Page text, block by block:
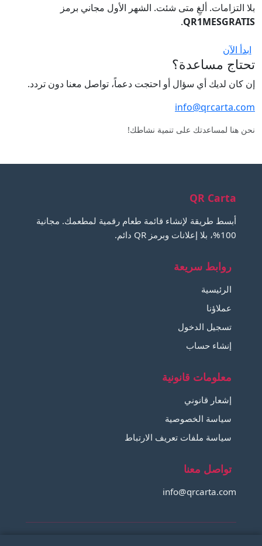
بلا التزامات. ألغِ متى شئت. الشهر الأول مجاني برمز
QR1MESGRATIS
.
ابدأ الآن
تحتاج مساعدة؟
إن كان لديك أي سؤال أو احتجت دعماً، تواصل معنا دون تردد.
info@qrcarta.com
نحن هنا لمساعدتك على تنمية نشاطك!
QR Carta
أبسط طريقة لإنشاء قائمة طعام رقمية لمطعمك. مجانية
100%، بلا إعلانات وبرمز QR دائم.
روابط سريعة
الرئيسية
عملاؤنا
تسجيل الدخول
إنشاء حساب
معلومات قانونية
إشعار قانوني
سياسة الخصوصية
سياسة ملفات تعريف الارتباط
تواصل معنا
info@qrcarta.com